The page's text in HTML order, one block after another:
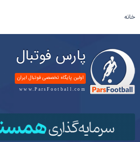
خانه
پارس فوتبال
اولین پایگاه تخصصی فوتبال ایران
www.ParsFootball.com